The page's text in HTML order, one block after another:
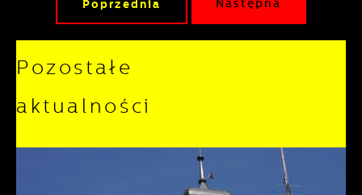
Poprzednia Następna
Pozostałe
aktualności